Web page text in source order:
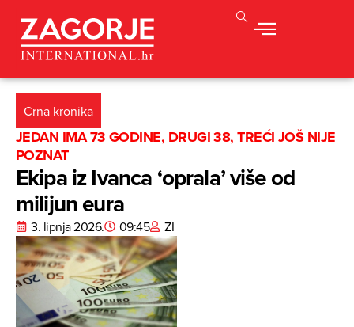
Crna kronika
JEDAN IMA 73 GODINE, DRUGI 38, TREĆI JOŠ NIJE
POZNAT
Ekipa iz Ivanca ‘oprala’ više od
milijun eura
3. lipnja 2026. 09:45 ZI